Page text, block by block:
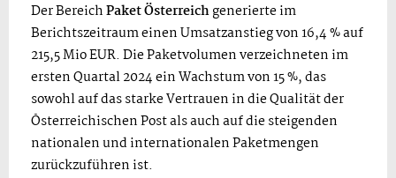
Der BereichPaket Österreichgenerierte im
Berichtszeitraum einen Umsatzanstieg von 16,4 % auf
215,5 Mio EUR. Die Paketvolumen verzeichneten im
ersten Quartal 2024 ein Wachstum von 15 %, das
sowohl auf das starke Vertrauen in die Qualität der
Österreichischen Post als auch auf die steigenden
nationalen und internationalen Paketmengen
zurückzuführen ist.